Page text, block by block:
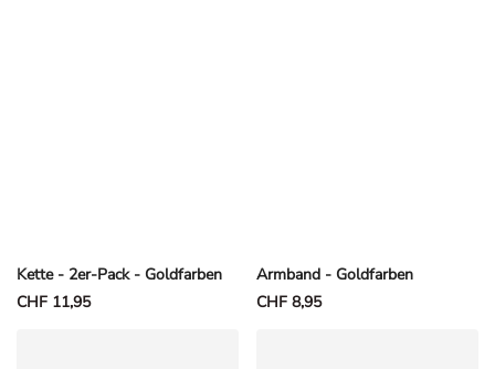
Kette - 2er-Pack - Goldfarben
CHF 11,95
Armband - Goldfarben
CHF 8,95